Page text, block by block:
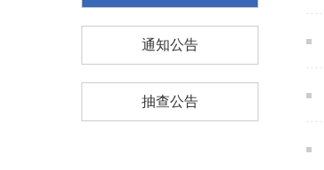
通知公告
抽查公告